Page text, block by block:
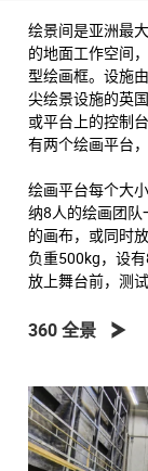
绘景间是亚洲最
的地面工作空间
型绘画框。设施
尖绘景设施的英
或平台上的控制
有两个绘画平台
绘画平台每个大
纳8人的绘画团
的画布，或同时
负重500kg，设
放上舞台前，测
360 全景